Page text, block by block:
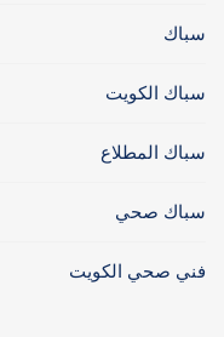
سباك
سباك الكويت
سباك المطلاع
سباك صحي
فني صحي الكويت